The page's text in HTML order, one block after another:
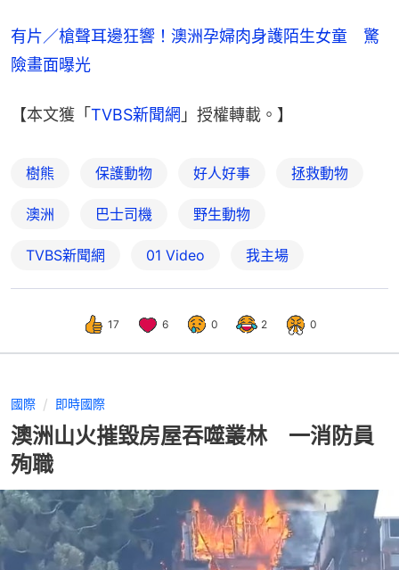
有片／槍聲耳邊狂響！澳洲孕婦肉身護陌生女童　驚
險畫面曝光
【本文獲「TVBS新聞網 」授權轉載。】
樹熊 保護動物 好人好事 拯救動物
澳洲 巴士司機 野生動物
TVBS新聞網 01 Video 我主場
17 6 0 2 0
國際 即時國際
澳洲山火摧毀房屋吞噬叢林 一消防員
殉職